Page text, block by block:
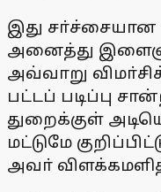
இது சா்ச்சையான
அனைத்து
அவ்வாறு
பட்டப் படிப்பு
துறைக்குள்
மட்டுமே
அவா்